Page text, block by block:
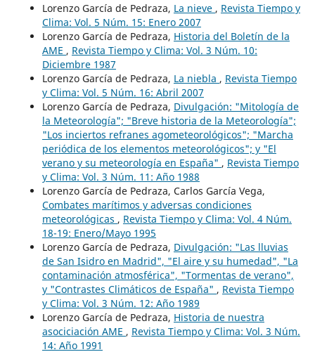
Lorenzo García de Pedraza, La nieve , Revista Tiempo y
Clima: Vol. 5 Núm. 15: Enero 2007
Lorenzo García de Pedraza, Historia del Boletín de la
AME , Revista Tiempo y Clima: Vol. 3 Núm. 10:
Diciembre 1987
Lorenzo García de Pedraza, La niebla , Revista Tiempo
y Clima: Vol. 5 Núm. 16: Abril 2007
Lorenzo García de Pedraza, Divulgación: "Mitología de
la Meteorología"; "Breve historia de la Meteorología";
"Los inciertos refranes agometeorológicos"; "Marcha
periódica de los elementos meteorológicos"; y "El
verano y su meteorología en España" , Revista Tiempo
y Clima: Vol. 3 Núm. 11: Año 1988
Lorenzo García de Pedraza, Carlos García Vega,
Combates marítimos y adversas condiciones
meteorológicas , Revista Tiempo y Clima: Vol. 4 Núm.
18-19: Enero/Mayo 1995
Lorenzo García de Pedraza, Divulgación: "Las lluvias
de San Isidro en Madrid", "El aire y su humedad", "La
contaminación atmosférica", "Tormentas de verano",
y "Contrastes Climáticos de España" , Revista Tiempo
y Clima: Vol. 3 Núm. 12: Año 1989
Lorenzo García de Pedraza, Historia de nuestra
asociciación AME , Revista Tiempo y Clima: Vol. 3 Núm.
14: Año 1991